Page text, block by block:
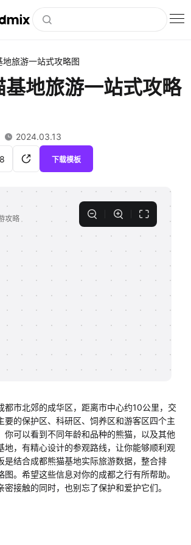
区
地旅游一站式攻略图
基地旅游一站式攻略
2024.03.13
下载模板
都市北郊的成华区，距离市中心约10公里，交
要的保护区、科研区、饲养区和游客区四个主
你可以看到不同年龄和品种的熊猫，以及其他
地，有精心设计的参观路线，让你能够顺利观
是结合成都熊猫基地实际旅游数据，整合排
图。希望这些信息对你的成都之行有所帮助。
接触的同时，也别忘了保护和爱护它们。